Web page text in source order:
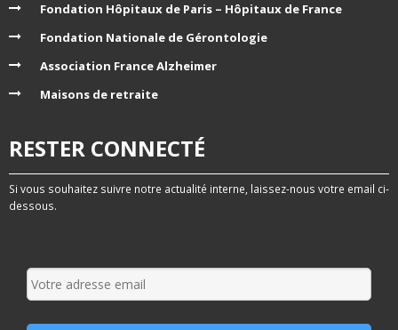
Fondation Hôpitaux de Paris – Hôpitaux de France
Fondation Nationale de Gérontologie
Association France Alzheimer
Maisons de retraite
RESTER CONNECTÉ
Si vous souhaitez suivre notre actualité interne, laissez-nous votre email ci-
dessous.